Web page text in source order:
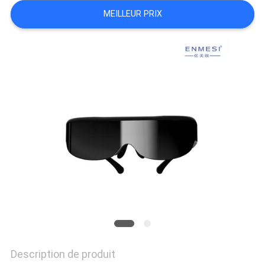
CITATION
CONFIDENTIALITÉ
MEILLEUR PRIX
Description de produit